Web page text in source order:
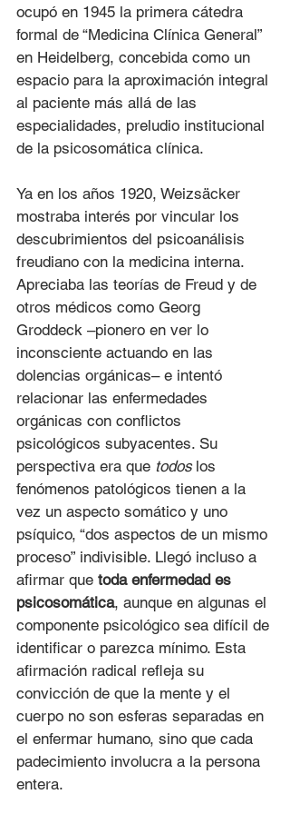
ocupó en 1945 la primera cátedra
formal de “Medicina Clínica General”
en Heidelberg, concebida como un
espacio para la aproximación integral
al paciente más allá de las
especialidades, preludio institucional
de la psicosomática clínica.
Ya en los años 1920, Weizsäcker
mostraba interés por vincular los
descubrimientos del psicoanálisis
freudiano con la medicina interna.
Apreciaba las teorías de Freud y de
otros médicos como Georg
Groddeck –pionero en ver lo
inconsciente actuando en las
dolencias orgánicas– e intentó
relacionar las enfermedades
orgánicas con conflictos
psicológicos subyacentes. Su
perspectiva era que todos los
fenómenos patológicos tienen a la
vez un aspecto somático y uno
psíquico, “dos aspectos de un mismo
proceso” indivisible. Llegó incluso a
afirmar que toda enfermedad es
psicosomática, aunque en algunas el
componente psicológico sea difícil de
identificar o parezca mínimo. Esta
afirmación radical refleja su
convicción de que la mente y el
cuerpo no son esferas separadas en
el enfermar humano, sino que cada
padecimiento involucra a la persona
entera.